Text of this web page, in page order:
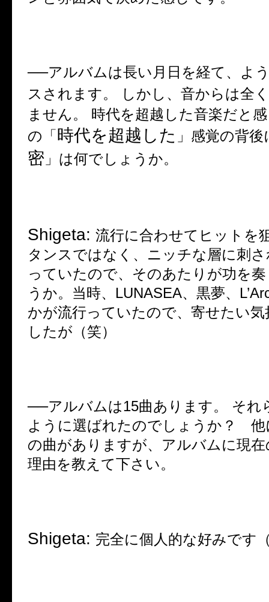
──アルバムは長い月日を経て、よ
スされます。 しかし、音からは全く
ません。 時代を超越した音楽だと
の「 時代を超越した 」感覚の背
密 」は何でしょうか。
Shigeta: 流行に合わせてヒットを
タンスではなく、ニッチな層に刺
っていたので、そのあたりが功を
うか。当時、 LUNASEA、黒夢、
かが流行っていたので、寄せたい
したが（笑）
──アルバムは15曲あります。 それ
ように選ばれたのでしょうか？ 他
の曲がありますが、アルバムに現
理由を教えて下さい。
Shigeta: 完全に個人的な好みです